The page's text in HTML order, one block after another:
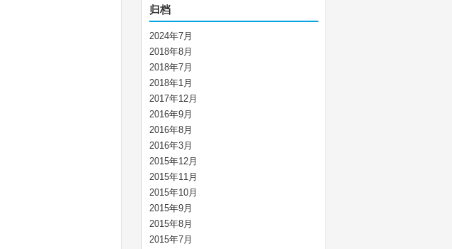
归档
2024年7月
2018年8月
2018年7月
2018年1月
2017年12月
2016年9月
2016年8月
2016年3月
2015年12月
2015年11月
2015年10月
2015年9月
2015年8月
2015年7月